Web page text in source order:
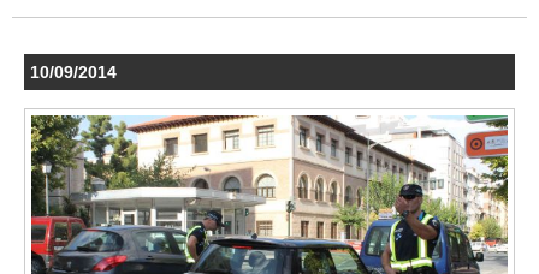
10/09/2014